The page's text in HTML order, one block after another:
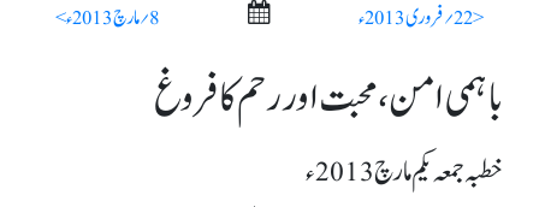
< 22؍ فروری 2013ء 8؍ مارچ 2013ء >
باہمی امن، محبت اور رحم کا فروغ
خطبہ جمعہ یکم مارچ 2013ء